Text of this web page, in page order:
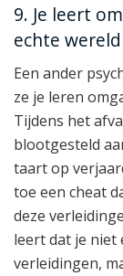
9. Je leert
echte wereld
Een ander
ze je leren
Tijdens het
blootgesteld
taart op
toe een cheat
deze
leert dat je niet
verleidingen,